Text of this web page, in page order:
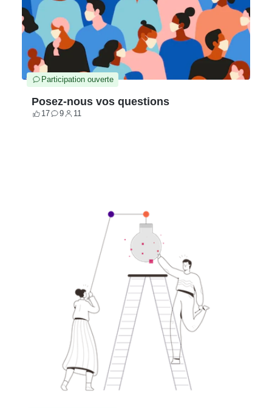
Participation ouverte
Posez-nous vos questions
17
Votes 9
Contributions
11
Participants